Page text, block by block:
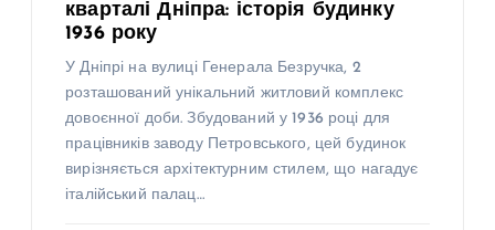
кварталі Дніпра: історія будинку
1936 року
У Дніпрі на вулиці Генерала Безручка, 2
розташований унікальний житловий комплекс
довоєнної доби. Збудований у 1936 році для
працівників заводу Петровського, цей будинок
вирізняється архітектурним стилем, що нагадує
італійський палац…